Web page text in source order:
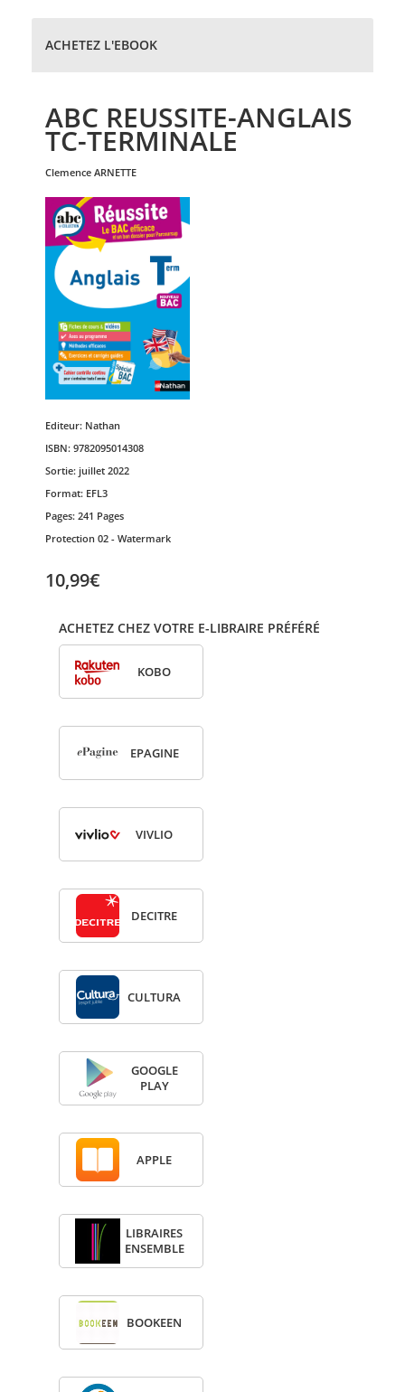
ACHETEZ L'EBOOK
ABC REUSSITE-ANGLAIS
TC-TERMINALE
clemence ARNETTE
Editeur: Nathan
ISBN: 9782095014308
Sortie: juillet 2022
Format: EFL3
Pages: 241 Pages
Protection 02 - Watermark
10,99€
ACHETEZ CHEZ VOTRE E-LIBRAIRE PRÉFÉRÉ
KOBO
EPA­GINE
VIV­LIO
DECITRE
CULTURA
GOOGLE
PLAY
APPLE
LIBRAIRES
ENSEMBLE
BOO­KEEN